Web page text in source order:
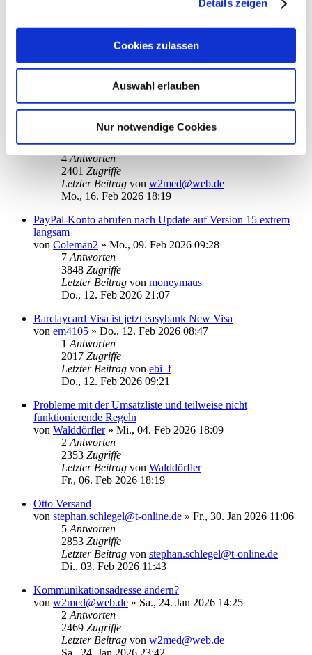
Details zeigen
Cookies zulassen
Auswahl erlauben
Nur notwendige Cookies
„Für diesen Betrag liegen keine detaillierten Umsätze…“.
4Antworten
Zugriffe
Di., 17. Feb 2026 22:48
Komisches Abruf-Problem (Rundruf)
vonw2med@web.de»So., 15. Feb 2026 20:37
4Antworten
2401 Zugriffe
Letzter Beitrag von w2med@web.de
Mo., 16. Feb 2026 18:19
PayPal-Konto abrufen nach Update auf Version 15 extrem
langsam
von Coleman2 » Mo., 09. Feb 2026 09:28
7 Antworten
3848 Zugriffe
Letzter Beitrag von moneymaus
Do., 12. Feb 2026 21:07
Barclaycard Visa ist jetzt easybank New Visa
von em4105 » Do., 12. Feb 2026 08:47
1 Antworten
2017 Zugriffe
Letzter Beitrag von ebi_f
Do., 12. Feb 2026 09:21
Probleme mit der Umsatzliste und teilweise nicht
funktionierende Regeln
von Walddörfler» Mi., 04. Feb 2026 18:09
2 Antworten
2353 Zugriffe
Letzter Beitrag von Walddörfler
Fr., 06. Feb 2026 18:19
Otto Versand
von stephan.schlegel@t-online.de » Fr., 30. Jan 2026 11:06
5 Antworten
2853 Zugriffe
Letzter Beitrag von stephan.schlegel@t-online.de
Di., 03. Feb 2026 11:43
Kommunikationsadresse ändern?
von w2med@web.de » Sa., 24. Jan 2026 14:25
2 Antworten
2469 Zugriffe
Letzter Beitrag von w2med@web.de
Sa., 24. Jan 2026 23:42